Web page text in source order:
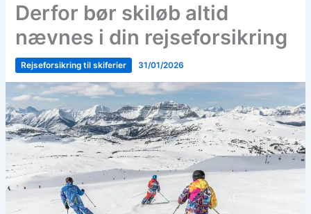
Derfor bør skiløb altid
nævnes i din rejseforsikring
Rejseforsikring til skiferier 31/01/2026